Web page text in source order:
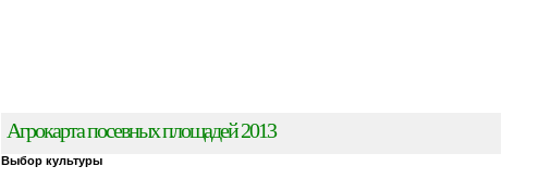
Агрокарта посевных площадей 2013
Выбор культуры